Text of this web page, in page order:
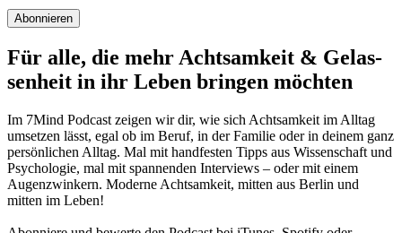
Abonnieren
Für alle, die mehr Acht­sam­keit & Gelas­
sen­heit in ihr Leben brin­gen möch­ten
Im 7Mind Pod­cast zeigen wir dir, wie sich Acht­sam­keit im Alltag
umset­zen lässt, egal ob im Beruf, in der Fami­lie oder in deinem ganz
per­sön­li­chen Alltag. Mal mit hand­fes­ten Tipps aus Wis­sen­schaft und
Psy­cho­lo­gie, mal mit spannenden Interviews – oder mit einem
Augen­zwin­kern. Moderne Acht­sam­keit, mitten aus Berlin und
mitten im Leben!